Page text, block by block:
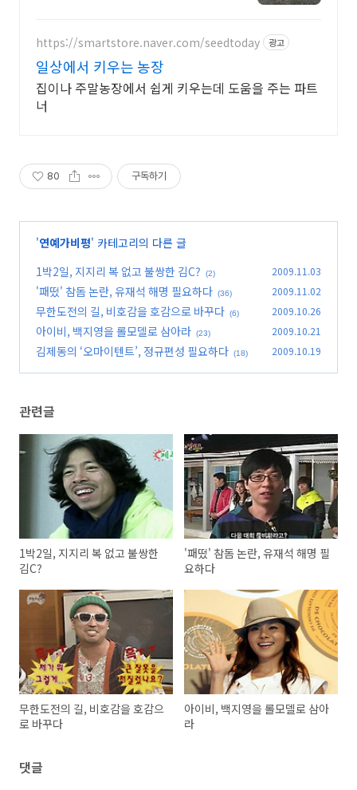
https://smartstore.naver.com/seedtoday 광고
일상에서 키우는 농장
집이나 주말농장에서 쉽게 키우는데 도움을 주는 파트
너
80 구독하기
'연예가비평' 카테고리의 다른 글
1박2일, 지지리 복 없고 불쌍한 김C?
(2) 2009.11.03
'패떴' 참돔 논란, 유재석 해명 필요하다 (36) 2009.11.02
무한도전의 길, 비호감을 호감으로 바꾸다 (6) 2009.10.26
아이비, 백지영을 롤모델로 삼아라 (23) 2009.10.21
김제동의 ‘오마이텐트’, 정규편성 필요하다 (18) 2009.10.19
관련글
1박2일, 지지리 복 없고 불쌍한
김C?
'패떴' 참돔 논란, 유재석 해명 필
요하다
무한도전의 길, 비호감을 호감으
로 바꾸다
아이비, 백지영을 롤모델로 삼아
라
댓글